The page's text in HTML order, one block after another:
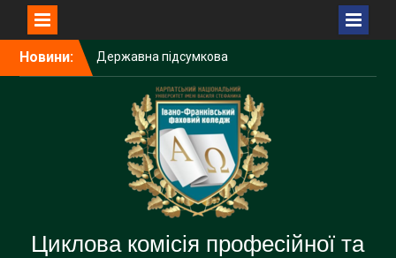
Новини:
Державна підсумкова
атестація — важливий
крок до професійного
становлення
Державна підсумкова
атестація
Засідання циклової комісії
Циклова комісія професійної та